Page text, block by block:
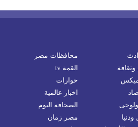
محافظات مصر
القمة tv
حوارات
اخبار عالمية
الصحافة اليوم
ودنيا
مصر زمان